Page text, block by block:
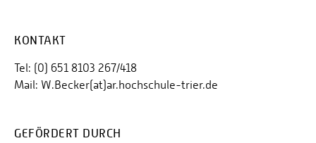
KONTAKT
Tel: (0) 651 8103 267/418
Mail: W.Becker(at)ar.hochschule-trier.de
GEFÖRDERT DURCH